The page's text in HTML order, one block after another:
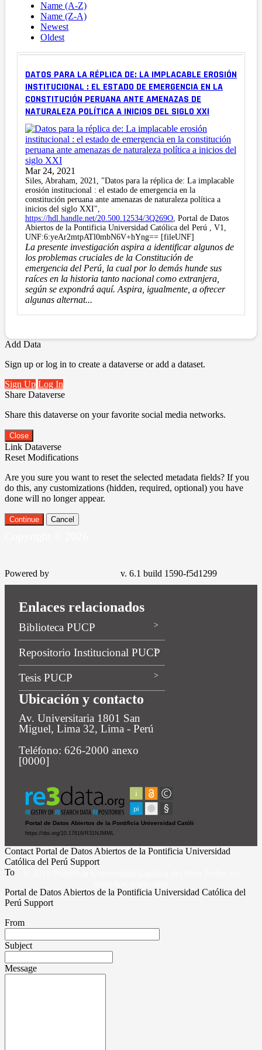
Name (A-Z)
Name (Z-A)
Newest
Oldest
DATOS PARA LA RÉPLICA DE: LA IMPLACABLE EROSIÓN
INSTITUCIONAL : EL ESTADO DE EMERGENCIA EN LA
CONSTITUCIÓN PERUANA ANTE AMENAZAS DE
NATURALEZA POLÍTICA A INICIOS DEL SIGLO XXI
Mar 24, 2021
Siles, Abraham, 2021, "Datos para la réplica de: La implacable
erosión institucional : el estado de emergencia en la
constitución peruana ante amenazas de naturaleza política a
inicios del siglo XXI",
https://hdl.handle.net/20.500.12534/3Q269O, Portal de Datos
Abiertos de la Pontificia Universidad Católica del Perú , V1,
UNF:6:yeAr2mtpATl0mbN6V+hYng== [fileUNF]
La presente investigación aspira a identificar algunos de
los problemas cruciales de la Constitución de
emergencia del Perú, la cual por lo demás hunde sus
raíces en la historia tanto nacional como extranjera,
según se expondrá aquí. Aspira, igualmente, a ofrecer
algunas alternat...
Add Data
Sign up or log in to create a dataverse or add a dataset.
Sign Up Log In
Share Dataverse
Share this dataverse on your favorite social media networks.
Close
Link Dataverse
Reset Modifications
Are you sure you want to reset the selected metadata fields? If you
do this, any customizations (hidden, required, optional) you have
done will no longer appear.
Continue Cancel
Powered by v. 6.1 build 1590-f5d1299
Enlaces relacionados
Biblioteca PUCP
Repositorio Institucional PUCP
Tesis PUCP
Ubicación y contacto
Av. Universitaria 1801 San
Miguel, Lima 32, Lima - Perú
Teléfono: 626-2000 anexo
[0000]
Contact Portal de Datos Abiertos de la Pontificia Universidad
Católica del Perú Support
To
Portal de Datos Abiertos de la Pontificia Universidad Católica del
Perú Support
From
Subject
Message